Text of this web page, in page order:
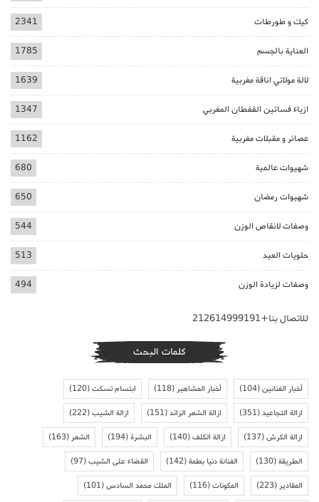
كيك و طورطات 2341
العناية بالجسم 1785
لالة مولاتي اناقة مغربية 1639
ازياء فساتين القفطان المغربي 1347
عصائر و مقبلات مغربية 1162
شهيوات عالمية 680
شهيوات رمضان 650
وصفات لانقاص الوزن 544
حلويات العيد 513
وصفات لزيادة الوزن 494
للاتصال بنا+212614999191
كلمات البحث
أخبار الفنانين(104) أخبار المشاهير(118) ابتسام تسكت(120)
ازالة التجاعيد(351) ازالة الشعر الزائد(151) ازالة الشيب(222)
ازالة الكرش(137) ازالة الكلف(140) البشرة(194) الشعر(163)
الطريقة(130) الفنانة دنيا بطمة(142) القضاء على الشيب(97)
المقادير(223) المكونات(116) الملك محمد السادس(101)